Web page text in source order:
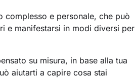
complesso e personale, che può
e manifestarsi in modi diversi per
su misura, in base alla tua
aiutarti a capire cosa stai